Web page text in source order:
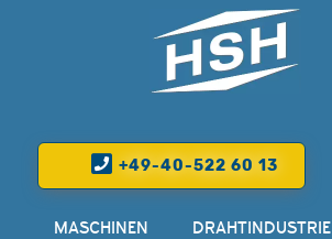
+49-40-522 60 13
MASCHINEN DRAHTINDUSTRIE